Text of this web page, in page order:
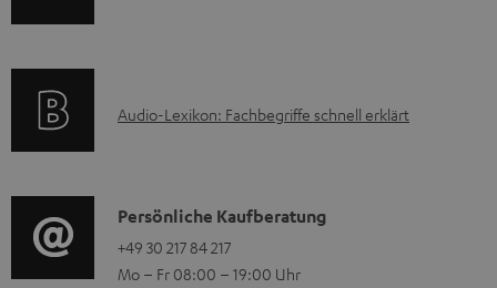
r
d
e
i
e
n
r
t
i
A
i
o
Audio-Lexikon: Fachbegriffe schnell erklärt
K
o
Persönliche Kaufberatung
+49 30 217 84 217
Mo – Fr 08:00 – 19:00 Uhr